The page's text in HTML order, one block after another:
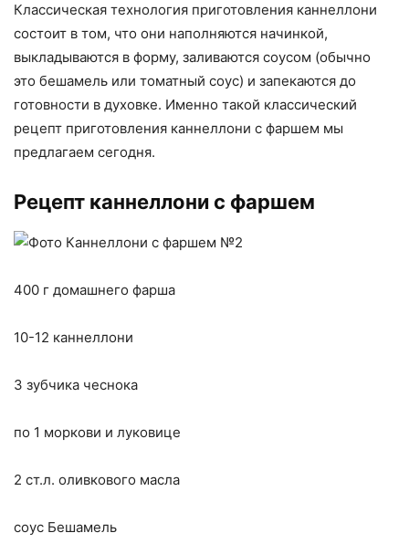
Классическая технология приготовления каннеллони
состоит в том, что они наполняются начинкой,
выкладываются в форму, заливаются соусом (обычно
это бешамель или томатный соус) и запекаются до
готовности в духовке. Именно такой классический
рецепт приготовления каннеллони с фаршем мы
предлагаем сегодня.
Рецепт каннеллони с фаршем
400 г домашнего фарша
10-12 каннеллони
3 зубчика чеснока
по 1 моркови и луковице
2 ст.л. оливкового масла
соус Бешамель